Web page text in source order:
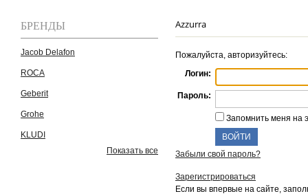
БРЕНДЫ
Jacob Delafon
ROCA
Geberit
Grohe
KLUDI
Показать все
Azzurra
Пожалуйста, авторизуйтесь:
Логин:
Пароль:
Запомнить меня на
Забыли свой пароль?
Зарегистрироваться
Если вы впервые на сайте,